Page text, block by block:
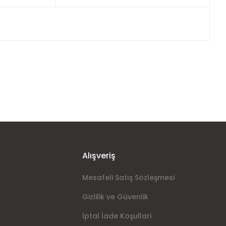
Alışveriş
Mesafeli Satış Sözleşmesi
Gizlilik ve Güvenlik
İptal İade Koşullari